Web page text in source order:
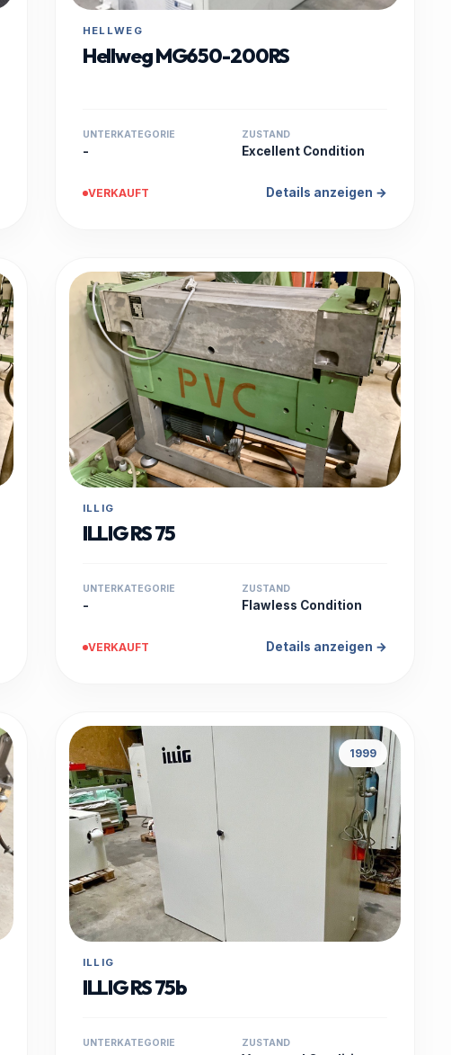
HELLWEG
Hellweg MG650-200RS
UNTERKATEGORIE
-
ZUSTAND
Excellent Condition
VERKAUFT Details anzeigen →
ILLIG
ILLIG RS 75
UNTERKATEGORIE
-
ZUSTAND
Flawless Condition
VERKAUFT Details anzeigen →
1999
ILLIG
ILLIG RS 75b
UNTERKATEGORIE ZUSTAND